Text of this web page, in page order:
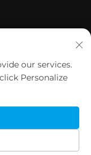
& Crafts Co., Ltd.
our services.
Personalize